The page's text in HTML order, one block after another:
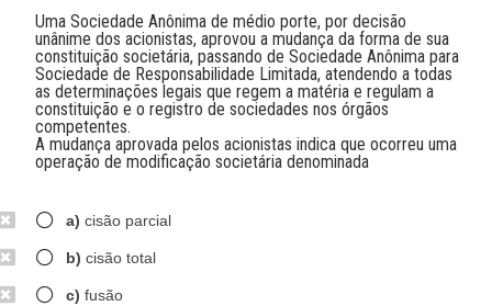
Uma Sociedade Anônima de médio porte, por decisão
unânime dos acionistas, aprovou a mudança da forma de sua
constituição societária, passando de Sociedade Anônima para
Sociedade de Responsabilidade Limitada, atendendo a todas
as determinações legais que regem a matéria e regulam a
constituição e o registro de sociedades nos órgãos
competentes.
A mudança aprovada pelos acionistas indica que ocorreu uma
operação de modificação societária denominada
a) cisão parcial
b) cisão total
c) fusão